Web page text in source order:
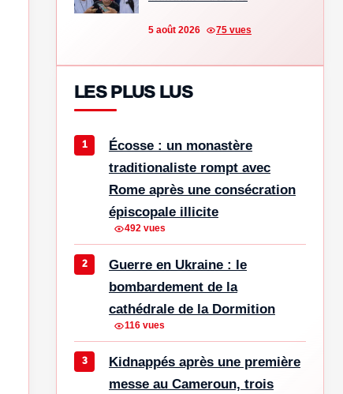
5 août 2026 75 vues
LES PLUS LUS
Écosse : un monastère
traditionaliste rompt avec
Rome après une consécration
épiscopale illicite
492 vues
Guerre en Ukraine : le
bombardement de la
cathédrale de la Dormition
116 vues
Kidnappés après une première
messe au Cameroun, trois